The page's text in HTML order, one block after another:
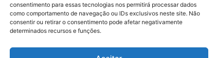
consentimento para essas tecnologias nos permitirá processar dados
como comportamento de navegação ou IDs exclusivos neste site. Não
consentir ou retirar o consentimento pode afetar negativamente
determinados recursos e funções.
Rio Press oferece conteúdo exclusivo em sua versão
online, trazendo ainda mais facilidade e comodidade para
seus leitores.